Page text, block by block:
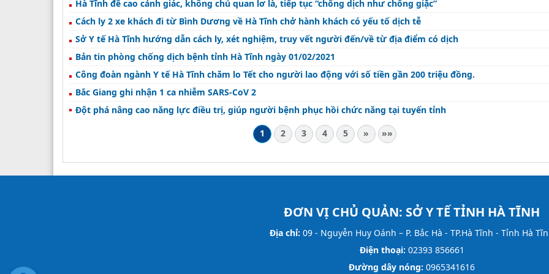
Hà Tĩnh đề cao cảnh giác, không chủ quan lơ là, tiếp tục “chống dịch như chống giặc”
Cách ly 2 xe khách đi từ Bình Dương về Hà Tĩnh chở hành khách có yếu tố dịch tễ
Sở Y tế Hà Tĩnh hướng dẫn cách ly, xét nghiệm, truy vết người đến/về từ địa điểm có dịch
Bản tin phòng chống dịch bệnh tỉnh Hà Tĩnh ngày 01/02/2021
Công đoàn ngành Y tế Hà Tĩnh chăm lo Tết cho người lao động với số tiền gần 200 triệu đồng.
Bắc Giang ghi nhận 1 ca nhiễm SARS-CoV 2
Đột phá nâng cao năng lực điều trị, giúp người bệnh phục hồi chức năng tại tuyến tỉnh
1
2 3 4 5 » »»
ĐƠN VỊ CHỦ QUẢN: SỞ Y TẾ TỈNH HÀ TĨNH
Địa chỉ: 09 - Nguyễn Huy Oánh – P. Bắc Hà - TP.Hà Tĩnh - Tỉnh Hà
Điện thoại: 02393 856661
Đường dây nóng: 0965341616